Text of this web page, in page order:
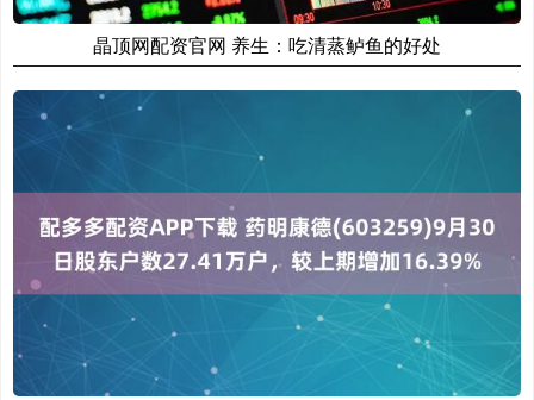
晶顶网配资官网 养生：吃清蒸鲈鱼的好处